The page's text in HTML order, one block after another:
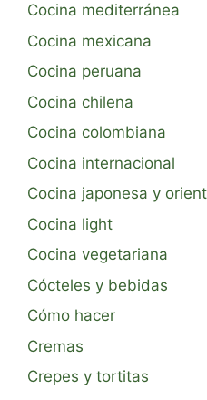
Cocina mediterránea
Cocina mexicana
Cocina peruana
Cocina chilena
Cocina colombiana
Cocina internacional
Cocina japonesa y
Cocina light
Cocina vegetariana
Cócteles y bebidas
Cómo hacer
Cremas
Crepes y tortitas